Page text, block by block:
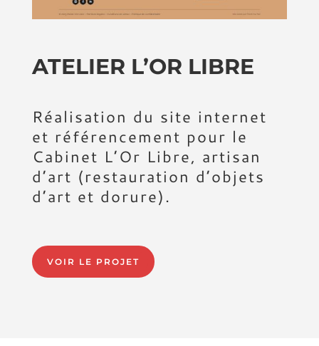
ATELIER L’OR LIBRE
Réalisation du site internet
et référencement pour le
Cabinet L’Or Libre, artisan
d’art (restauration d’objets
d’art et dorure).
VOIR LE PROJET